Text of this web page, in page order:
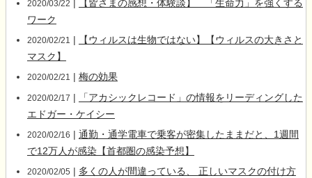
2020/03/22 |
【皆さまの感想・体験談】 「生命力」を強くする
ワーク
2020/02/21 |
【ウィルスは生物ではない】【ウィルスの大きさと
マスク】
2020/02/21 | 梅の効果
2020/02/17 |
「アカシックレコード」の情報をリーディングした
エドガー・ケイシー
2020/02/16 | 通勤・通学電車で乗客が密集したままだと、1週間
で12万人が感染【首都圏の感染予想】
2020/02/05 | 多くの人が間違っている、 正しいマスクの付け方